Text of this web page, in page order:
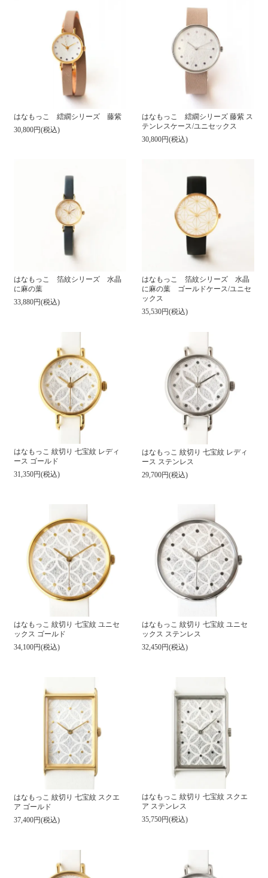
はなもっこ 繧繝シリーズ 藤紫
30,800円(税込)
はなもっこ 繧繝シリーズ 藤紫 ス
テンレスケース/ユニセックス
30,800円(税込)
はなもっこ 箔紋シリーズ 水晶
に麻の葉
33,880円(税込)
はなもっこ 箔紋シリーズ 水晶
に麻の葉 ゴールドケース/ユニセ
ックス
35,530円(税込)
はなもっこ 紋切り 七宝紋 レディ
ース ゴールド
31,350円(税込)
はなもっこ 紋切り 七宝紋 レディ
ース ステンレス
29,700円(税込)
はなもっこ 紋切り 七宝紋 ユニセ
ックス ゴールド
34,100円(税込)
はなもっこ 紋切り 七宝紋 ユニセ
ックス ステンレス
32,450円(税込)
はなもっこ 紋切り 七宝紋 スクエ
ア ゴールド
37,400円(税込)
はなもっこ 紋切り 七宝紋 スクエ
ア ステンレス
35,750円(税込)